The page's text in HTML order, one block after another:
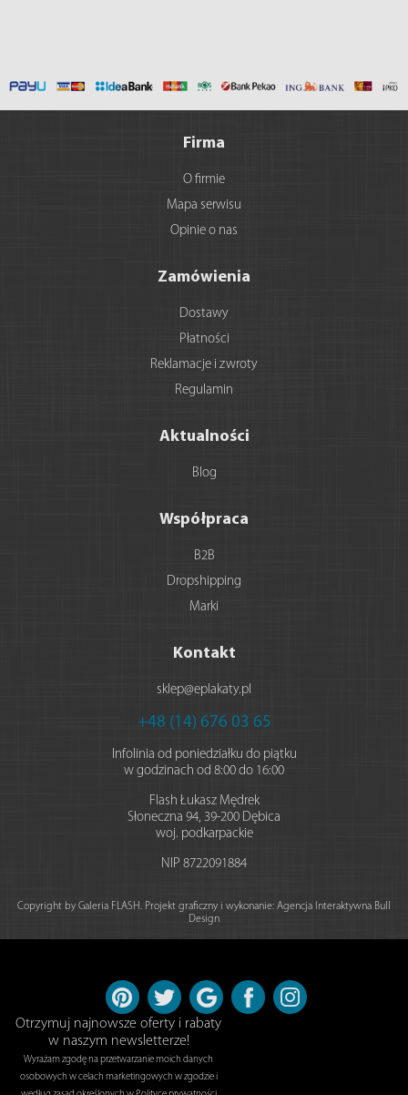
Firma
O firmie
Mapa serwisu
Opinie o nas
Zamówienia
Dostawy
Płatności
Reklamacje i zwroty
Regulamin
Aktualności
Blog
Współpraca
B2B
Dropshipping
Marki
Kontakt
sklep@eplakaty.pl
+48 (14) 676 03 65
Infolinia od poniedziałku do piątku
w godzinach od 8:00 do 16:00
Flash Łukasz Mędrek
Słoneczna 94, 39-200 Dębica
woj. podkarpackie
NIP 8722091884
Copyright by Galeria FLASH. Projekt graficzny i wykonanie: Agencja Interaktywna Bull
Design
Otrzymuj najnowsze oferty i rabaty
w naszym newsletterze!
Wyrażam zgodę na przetwarzanie moich danych
osobowych w celach marketingowych w zgodzie i